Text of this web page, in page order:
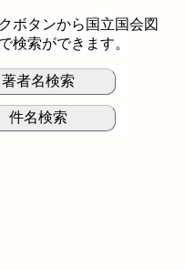
ボタンから国立国会図
検索ができます。
著者名検索
件名検索